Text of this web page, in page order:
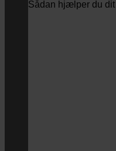
Sådan hjælper du